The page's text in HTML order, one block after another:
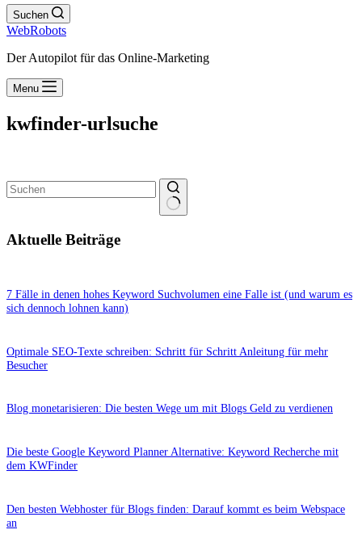
Suchen
WebRobots
Der Autopilot für das Online-Marketing
Menu
kwfinder-urlsuche
Ergebnisse
Aktuelle Beiträge
7 Fälle in denen hohes Keyword Suchvolumen eine Falle ist (und warum es
sich dennoch lohnen kann)
Optimale SEO-Texte schreiben: Schritt für Schritt Anleitung für mehr
Besucher
Blog monetarisieren: Die besten Wege um mit Blogs Geld zu verdienen
Die beste Google Keyword Planner Alternative: Keyword Recherche mit
dem KWFinder
Den besten Webhoster für Blogs finden: Darauf kommt es beim Webspace
an